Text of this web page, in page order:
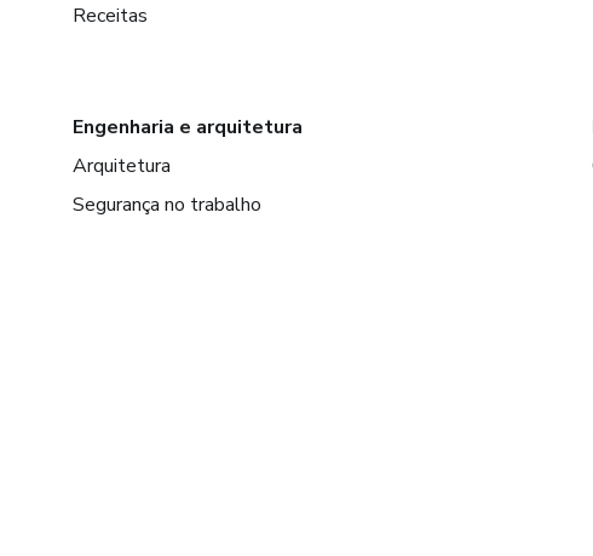
Receitas
Engenharia e arquitetura
Arquitetura
Segurança no trabalho